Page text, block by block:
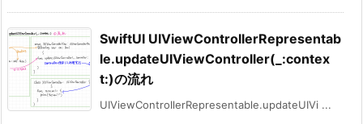
SwiftUI UIViewControllerRepresentab
le.updateUIViewController(_:contex
t:)の流れ
UIViewControllerRepresentable.updateUIVi ...